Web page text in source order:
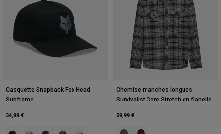
Casquette Snapback Fox Head
Subframe
34,99 €
Product swatch type of Noir.
Product swatch type of Blanc craie.
Product swatch type of Bleu minuit.
Product swatch type of Vert olive.
Product swatch type of Pearl White.
Chemise manches longues
Survivalist Core Stretch en flanelle
59,99 €
Product swatch type of Gris Acier.
Product swatch type of